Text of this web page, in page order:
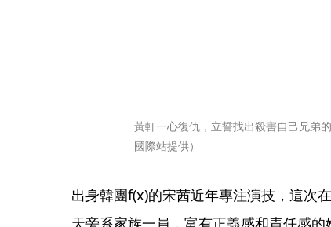
黃軒一心復仇，立誓找出殺害自己兄弟
國際站提供）
出身韓團f(x)的宋茜近年專注演技，這次
天旁系家族一員，富有正義感和責任感